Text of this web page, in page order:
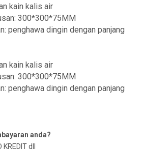
kain kalis air
300*300*75MM
penghawa dingin dengan panjang
kain kalis air
300*300*75MM
penghawa dingin dengan panjang
anda?
dll